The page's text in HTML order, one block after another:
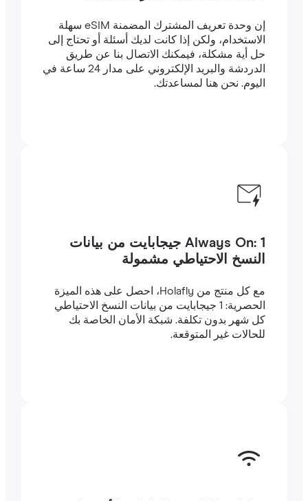
إن وحدة تعريف المشترك المضمنة eSIM سهلة
الاستخدام، ولكن إذا كانت لديك أسئلة أو تحتاج إلى
حل أية مشكلة، فيمكنك الاتصال بنا عن طريق
الدردشة والبريد الإلكتروني على مدار 24 ساعة في
اليوم. نحن هنا لمساعدتك.
Always On: 1 جيجابايت من بيانات
النسخ الاحتياطي مشمولة
مع كل منتج من Holafly، احصل على هذه الميزة
الحصرية: 1 جيجابايت من بيانات النسخ الاحتياطي
كل شهر بدون تكلفة. شبكة الأمان الخاصة بك
للحالات غير المتوقعة.